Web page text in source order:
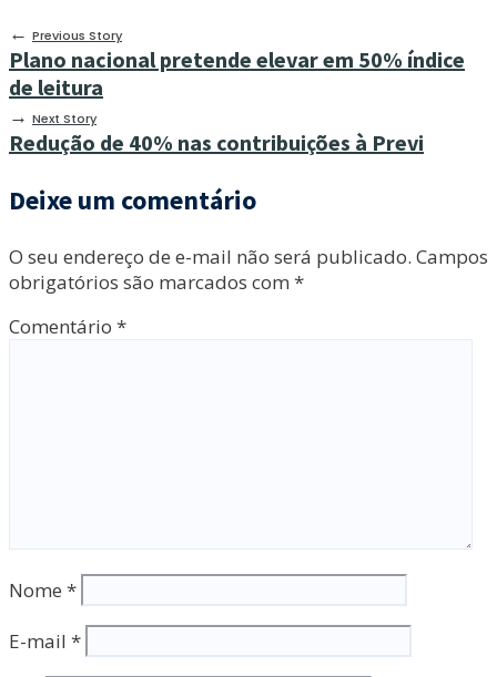
← Previous Story
Plano nacional pretende elevar em 50% índice
de leitura
→ Next Story
Redução de 40% nas contribuições à Previ
Deixe um comentário
O seu endereço de e-mail não será publicado. Campos
obrigatórios são marcados com *
Comentário *
Nome *
E-mail *